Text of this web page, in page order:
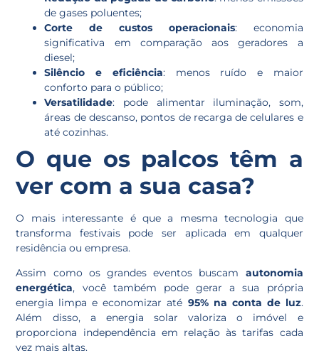
de gases poluentes;
Corte de custos operacionais: economia
significativa em comparação aos geradores a
diesel;
Silêncio e eficiência: menos ruído e maior
conforto para o público;
Versatilidade: pode alimentar iluminação, som,
áreas de descanso, pontos de recarga de celulares e
até cozinhas.
O que os palcos têm a
ver com a sua casa?
O mais interessante é que a mesma tecnologia que
transforma festivais pode ser aplicada em qualquer
residência ou empresa.
Assim como os grandes eventos buscam autonomia
energética, você também pode gerar a sua própria
energia limpa e economizar até 95% na conta de luz.
Além disso, a energia solar valoriza o imóvel e
proporciona independência em relação às tarifas cada
vez mais altas.